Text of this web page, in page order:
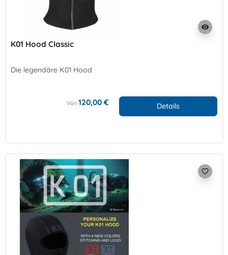
visibility
K01 Hood Classic
Die legendäre K01 Hood
Von 120,00 € Details
favorite_border